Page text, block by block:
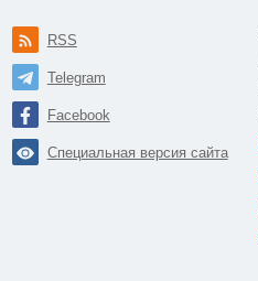
RSS
Telegram
Facebook
Специальная версия сайта